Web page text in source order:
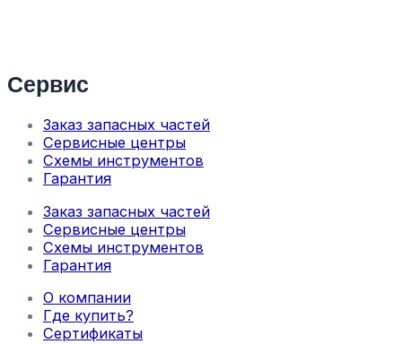
Сервис
Заказ запасных частей
Сервисные центры
Схемы инструментов
Гарантия
Заказ запасных частей
Сервисные центры
Схемы инструментов
Гарантия
О компании
Где купить?
Сертификаты